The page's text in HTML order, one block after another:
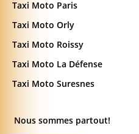
Taxi Moto Paris
Taxi Moto Orly
Taxi Moto Roissy
Taxi Moto La Défense
Taxi Moto Suresnes
Nous sommes partout!